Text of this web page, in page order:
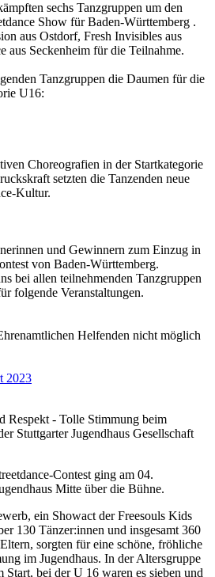
sechs Tanzgruppen um den
Show für Baden-Württemberg .
aus Ostdorf, Fresh Invisibles aus
aus Seckenheim für die Teilnahme.
Tanzgruppen die Daumen für die
U16:
Choreografien in der Startkategorie
setzten die Tanzenden neue
Kultur.
und Gewinnern zum Einzug in
von Baden-Württemberg.
bei allen teilnehmenden Tanzgruppen
folgende Veranstaltungen.
Helfenden nicht möglich
2023
Respekt - Tolle Stimmung beim
Stuttgarter Jugendhaus Gesellschaft
Contest ging am 04.
Mitte über die Bühne.
ein Showact der Freesouls Kids
130 Tänzer:innen und insgesamt 360
sorgten für eine schöne, fröhliche
im Jugendhaus. In der Altersgruppe
bei der U 16 waren es sieben und